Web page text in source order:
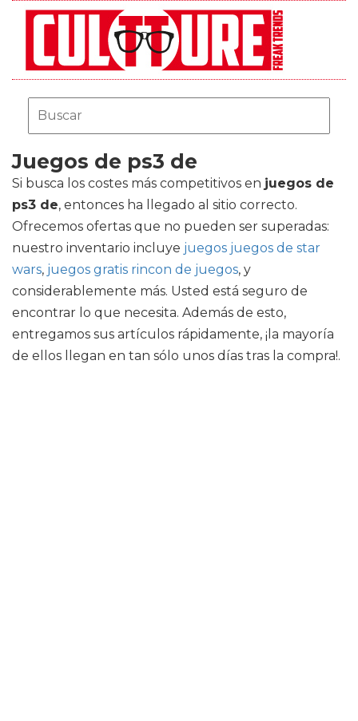
Juegos de ps3 de
Si busca los costes más competitivos en juegos de
ps3 de, entonces ha llegado al sitio correcto.
Ofrecemos ofertas que no pueden ser superadas:
nuestro inventario incluye juegos juegos de star
wars, juegos gratis rincon de juegos, y
considerablemente más. Usted está seguro de
encontrar lo que necesita. Además de esto,
entregamos sus artículos rápidamente, ¡la mayoría
de ellos llegan en tan sólo unos días tras la compra!.